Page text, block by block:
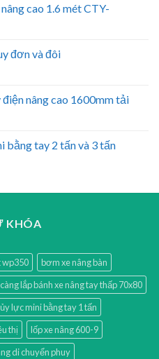
cao 1.6 mét CTY-
đơn và đôi
điện nâng cao 1600mm tải
bằng tay 2 tấn và 3 tấn
KHÓA
wp350
bơm xe nâng bàn
lắp bánh xe nâng tay thấp 70x80
lực mini bằng tay 1 tấn
thị
lốp xe nâng 600-9
di chuyển phuy